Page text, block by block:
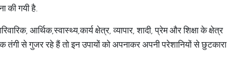
की गयी है.
आर्थिक,स्वास्थ्य,कार्य क्षेत्र, व्यापार, शादी, प्रेम और शिक्षा के क्षेत्र
से गुजर रहे हैं तो इन उपायों को अपनाकर अपनी परेशानियों से छुटकारा